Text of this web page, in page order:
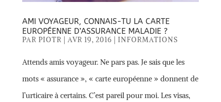
AMI VOYAGEUR, CONNAIS-TU LA CARTE
EUROPÉENNE D’ASSURANCE MALADIE ?
PAR PIOTR AVR 19, 2016 INFORMATIONS
Attends amis voyageur. Ne pars pas. Je sais que les
mots « assurance », « carte européenne » donnent de
l’urticaire à certains. C’est pareil pour moi. Les visas,